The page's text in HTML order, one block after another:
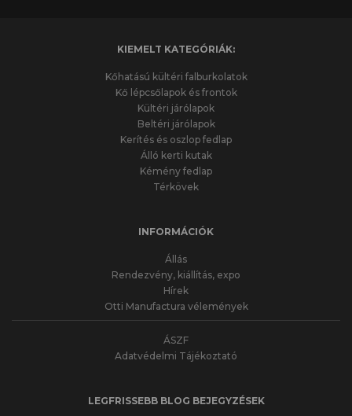
KIEMELT KATEGÓRIÁK:
Kőhatású kültéri falburkolatok
Kő lépcsőlapok és frontok
Kültéri járólapok
Beltéri járólapok
Kerítés és oszlop fedlap
Álló kerti kutak
Kémény fedlap
Térkövek
INFORMÁCIÓK
Állás
Rendezvény, kiállítás, expo
Hírek
Otti Manufactura vélemények
ÁSZF
Adatvédelmi Tájékoztató
LEGFRISSEBB BLOG BEJEGYZÉSEK